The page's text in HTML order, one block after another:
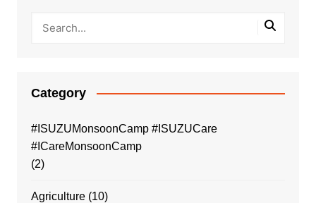
Category
#ISUZUMonsoonCamp #ISUZUCare
#ICareMonsoonCamp
(2)
Agriculture(10)